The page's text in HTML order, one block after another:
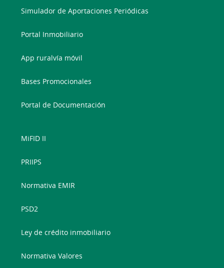
Simulador de Aportaciones Periódicas
Portal Inmobiliario
App ruralvía móvil
Bases Promocionales
Portal de Documentación
MiFID II
PRIIPS
Normativa EMIR
PSD2
Ley de crédito inmobiliario
Normativa Valores